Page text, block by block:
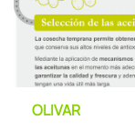
OLIVAR